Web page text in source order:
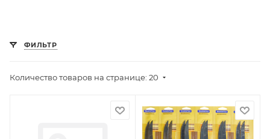
ФИЛЬТР
Количество товаров на странице: 20